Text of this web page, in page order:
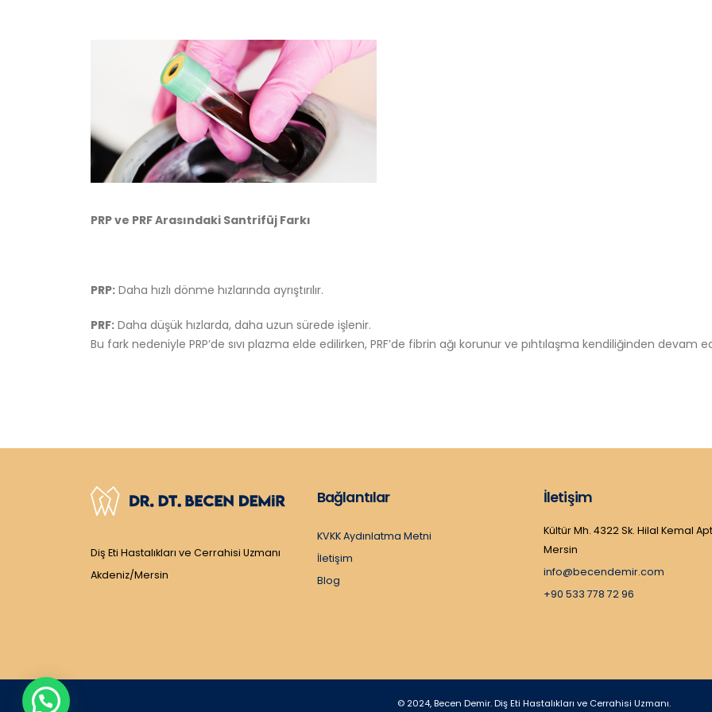
PRP ve PRF Arasındaki Santrifüj Farkı
PRP: Daha hızlı dönme hızlarında ayrıştırılır.
PRF: Daha düşük hızlarda, daha uzun sürede işlenir.
Bu fark nedeniyle PRP’de sıvı plazma elde edilirken, PRF’de fibrin ağı korunur ve pıhtılaşma kendiliğinden devam
Diş Eti Hastalıkları ve Cerrahisi Uzmanı
Akdeniz/Mersin
Bağlantılar
KVKK Aydınlatma Metni
İletişim
Blog
İletişim
Kültür Mh. 4322 Sk. Hilal Kemal
Mersin
info@becendemir.com
+90 533 778 72 96
© 2024, Becen Demir. Diş Eti Hastalıkları ve Cerrahisi Uzmanı.